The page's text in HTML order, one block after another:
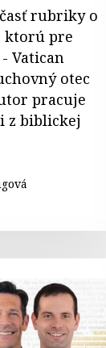
rubriky o
ktorú pre
Vatican
otec
pracuje
z biblickej